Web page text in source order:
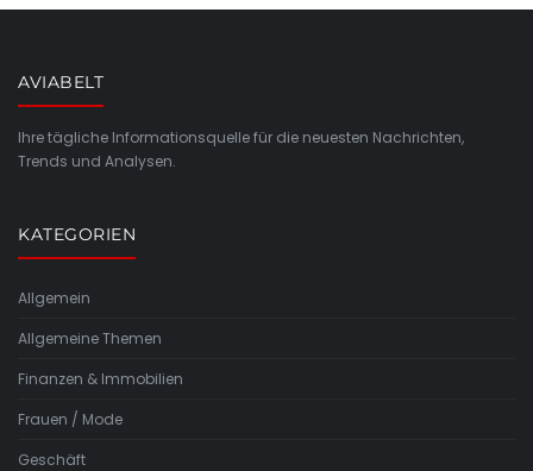
AVIABELT
Ihre tägliche Informationsquelle für die neuesten Nachrichten,
Trends und Analysen.
KATEGORIEN
Allgemein
Allgemeine Themen
Finanzen & Immobilien
Frauen / Mode
Geschäft